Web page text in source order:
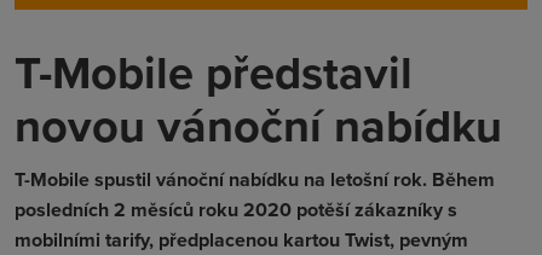
T-Mobile představil
novou vánoční nabídku
T-Mobile spustil vánoční nabídku na letošní rok. Během
posledních 2 měsíců roku 2020 potěší zákazníky s
mobilními tarify, předplacenou kartou Twist, pevným